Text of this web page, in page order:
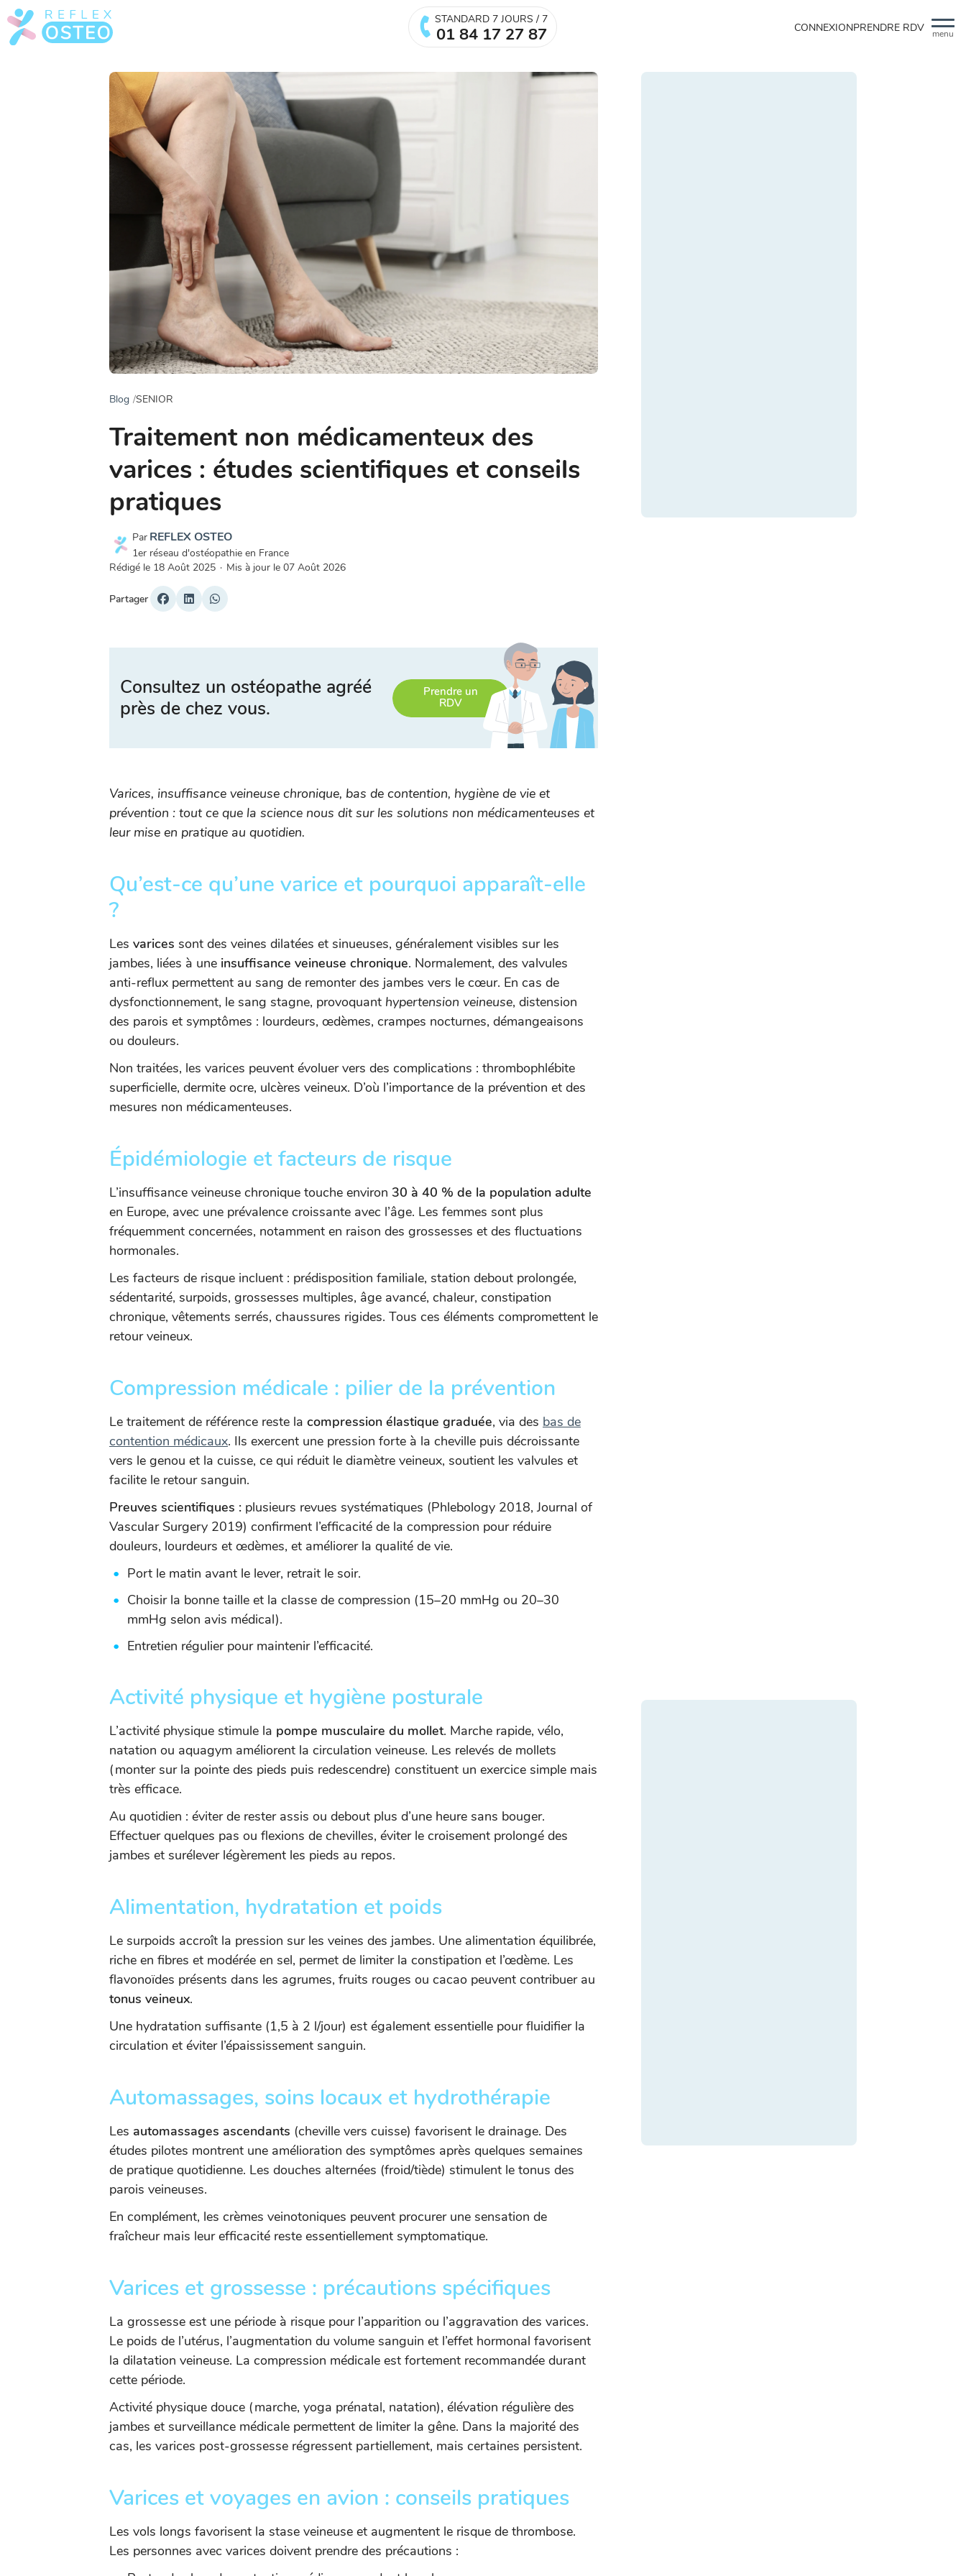
menu
STANDARD 7 JOURS / 7
01 84 17 27 87 CONNEXIONPRENDRE RDV
Blog SENIOR
Traitement non médicamenteux des
varices : études scientifiques et conseils
pratiques
Par REFLEX OSTEO
1er réseau d'ostéopathie en France
Rédigé le 18 Août 2025 · Mis à jour le 07 Août 2026
Partager
Consultez un ostéopathe agréé
près de chez vous.
Prendre un
RDV
Varices, insuffisance veineuse chronique, bas de contention, hygiène de vie et
prévention : tout ce que la science nous dit sur les solutions non médicamenteuses et
leur mise en pratique au quotidien.
Qu’est-ce qu’une varice et pourquoi apparaît-elle
?
Les varices sont des veines dilatées et sinueuses, généralement visibles sur les
jambes, liées à une insuffisance veineuse chronique. Normalement, des valvules
anti-reflux permettent au sang de remonter des jambes vers le cœur. En cas de
dysfonctionnement, le sang stagne, provoquant hypertension veineuse, distension
des parois et symptômes : lourdeurs, œdèmes, crampes nocturnes, démangeaisons
ou douleurs.
Non traitées, les varices peuvent évoluer vers des complications : thrombophlébite
superficielle, dermite ocre, ulcères veineux. D’où l’importance de la prévention et des
mesures non médicamenteuses.
Épidémiologie et facteurs de risque
L’insuffisance veineuse chronique touche environ 30 à 40 % de la population adulte
en Europe, avec une prévalence croissante avec l’âge. Les femmes sont plus
fréquemment concernées, notamment en raison des grossesses et des fluctuations
hormonales.
Les facteurs de risque incluent : prédisposition familiale, station debout prolongée,
sédentarité, surpoids, grossesses multiples, âge avancé, chaleur, constipation
chronique, vêtements serrés, chaussures rigides. Tous ces éléments compromettent le
retour veineux.
Compression médicale : pilier de la prévention
Le traitement de référence reste la compression élastique graduée, via des bas de
contention médicaux. Ils exercent une pression forte à la cheville puis décroissante
vers le genou et la cuisse, ce qui réduit le diamètre veineux, soutient les valvules et
facilite le retour sanguin.
Preuves scientifiques : plusieurs revues systématiques (Phlebology 2018, Journal of
Vascular Surgery 2019) confirment l’efficacité de la compression pour réduire
douleurs, lourdeurs et œdèmes, et améliorer la qualité de vie.
Port le matin avant le lever, retrait le soir.
Choisir la bonne taille et la classe de compression (15–20 mmHg ou 20–30
mmHg selon avis médical).
Entretien régulier pour maintenir l’efficacité.
Activité physique et hygiène posturale
L’activité physique stimule la pompe musculaire du mollet. Marche rapide, vélo,
natation ou aquagym améliorent la circulation veineuse. Les relevés de mollets
(monter sur la pointe des pieds puis redescendre) constituent un exercice simple mais
très efficace.
Au quotidien : éviter de rester assis ou debout plus d’une heure sans bouger.
Effectuer quelques pas ou flexions de chevilles, éviter le croisement prolongé des
jambes et surélever légèrement les pieds au repos.
Alimentation, hydratation et poids
Le surpoids accroît la pression sur les veines des jambes. Une alimentation équilibrée,
riche en fibres et modérée en sel, permet de limiter la constipation et l’œdème. Les
flavonoïdes présents dans les agrumes, fruits rouges ou cacao peuvent contribuer au
tonus veineux.
Une hydratation suffisante (1,5 à 2 l/jour) est également essentielle pour fluidifier la
circulation et éviter l’épaississement sanguin.
Automassages, soins locaux et hydrothérapie
Les automassages ascendants (cheville vers cuisse) favorisent le drainage. Des
études pilotes montrent une amélioration des symptômes après quelques semaines
de pratique quotidienne. Les douches alternées (froid/tiède) stimulent le tonus des
parois veineuses.
En complément, les crèmes veinotoniques peuvent procurer une sensation de
fraîcheur mais leur efficacité reste essentiellement symptomatique.
Varices et grossesse : précautions spécifiques
La grossesse est une période à risque pour l’apparition ou l’aggravation des varices.
Le poids de l’utérus, l’augmentation du volume sanguin et l’effet hormonal favorisent
la dilatation veineuse. La compression médicale est fortement recommandée durant
cette période.
Activité physique douce (marche, yoga prénatal, natation), élévation régulière des
jambes et surveillance médicale permettent de limiter la gêne. Dans la majorité des
cas, les varices post-grossesse régressent partiellement, mais certaines persistent.
Varices et voyages en avion : conseils pratiques
Les vols longs favorisent la stase veineuse et augmentent le risque de thrombose.
Les personnes avec varices doivent prendre des précautions :